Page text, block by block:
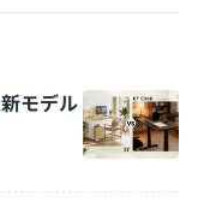
モデル